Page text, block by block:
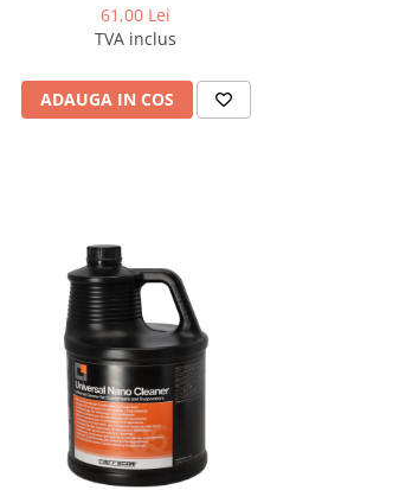
61,00 Lei
TVA inclus
ADAUGA IN COS